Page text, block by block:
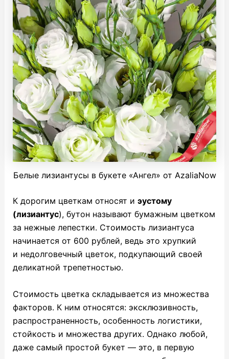
Белые лизиантусы в букете «Ангел» от AzaliaNow
К дорогим цветкам относят и эустому
(лизиантус), бутон называют бумажным цветком
за нежные лепестки. Стоимость лизиантуса
начинается от 600 рублей, ведь это хрупкий
и недолговечный цветок, подкупающий своей
деликатной трепетностью.
Стоимость цветка складывается из множества
факторов. К ним относятся: эксклюзивность,
распространенность, особенность логистики,
стойкость и множества других. Однако любой,
даже самый простой букет — это, в первую